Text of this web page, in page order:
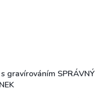
gravírováním SPRÁVNÝ